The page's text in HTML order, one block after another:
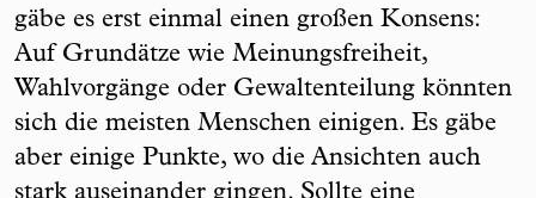
gäbe es erst einmal einen großen Konsens:
Auf Grundätze wie Meinungsfreiheit,
Wahlvorgänge oder Gewaltenteilung könnten
sich die meisten Menschen einigen. Es gäbe
aber einige Punkte, wo die Ansichten auch